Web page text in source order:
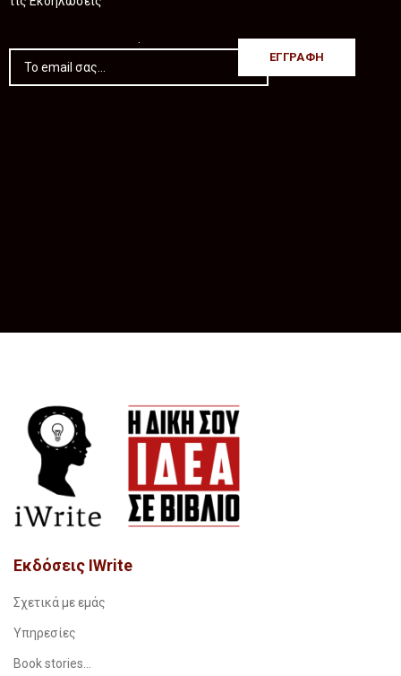
Εκδόσεις IWrite
Σχετικά με εμάς
Υπηρεσίες
Book stories…